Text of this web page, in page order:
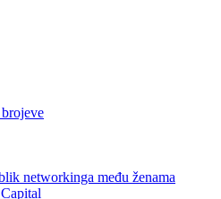
networkinga među ženama